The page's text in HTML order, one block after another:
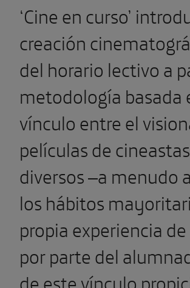
‘Cine en curso’
creación
del horario lectivo a
metodología basada
vínculo entre el
películas de
diversos –a menudo
los hábitos
propia experiencia
por parte del
de este vínculo